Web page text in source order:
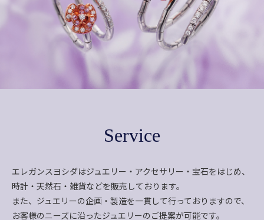
Service
エレガンスヨシダはジュエリー・アクセサリー・宝石をはじめ、
時計・天然石・雑貨などを販売しております。
また、ジュエリーの企画・製造を一貫して行っておりますので、
お客様のニーズに沿ったジュエリーのご提案が可能です。